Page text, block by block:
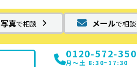
写真で相談 メールで相談
0120-572-350
月〜土 8:30~17:30